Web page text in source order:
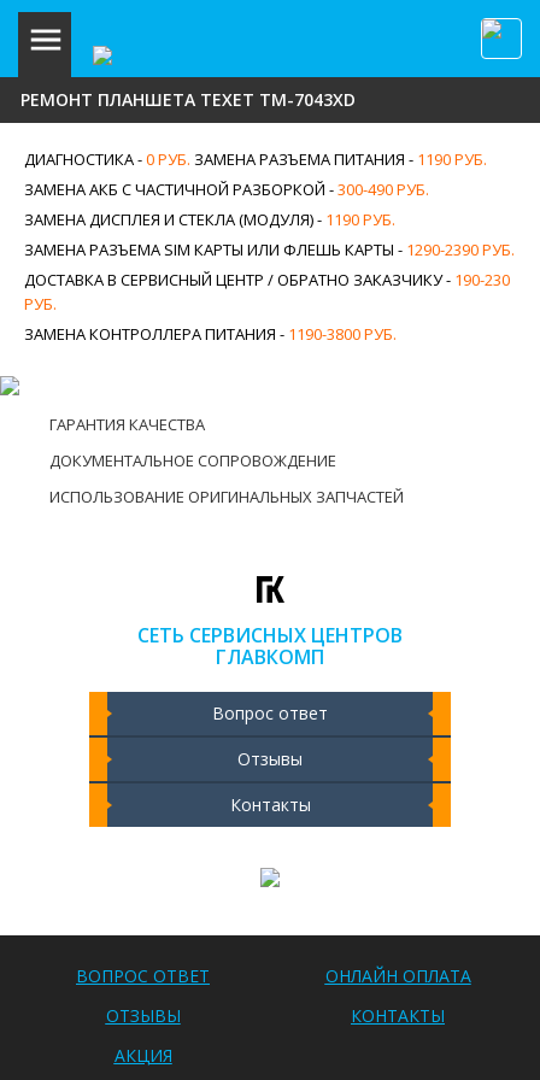
СЕТЬ СЕРВИСНЫХ ЦЕНТРОВ
ГЛАВКОМП
Вопрос ответ
Отзывы
Контакты
РЕМОНТ ПЛАНШЕТА TEXET TM-7043XD
ДИАГНОСТИКА -0 РУБ. ЗАМЕНА РАЗЪЕМА ПИТАНИЯ - 1190 РУБ.
ЗАМЕНА АКБ С ЧАСТИЧНОЙ РАЗБОРКОЙ -300-490 РУБ.
ЗАМЕНА ДИСПЛЕЯ И СТЕКЛА (МОДУЛЯ) - 1190 РУБ.
ЗАМЕНА РАЗЪЕМА SIM КАРТЫ ИЛИ ФЛЕШЬ КАРТЫ - 1290-2390 РУБ.
ДОСТАВКА В СЕРВИСНЫЙ ЦЕНТР / ОБРАТНО ЗАКАЗЧИКУ - 190-230
РУБ.
ЗАМЕНА КОНТРОЛЛЕРА ПИТАНИЯ - 1190-3800 РУБ.
ГАРАНТИЯ КАЧЕСТВА
ДОКУМЕНТАЛЬНОЕ СОПРОВОЖДЕНИЕ
ИСПОЛЬЗОВАНИЕ ОРИГИНАЛЬНЫХ ЗАПЧАСТЕЙ
ВОПРОС ОТВЕТ
ОНЛАЙН ОПЛАТА
ОТЗЫВЫ
КОНТАКТЫ
АКЦИЯ